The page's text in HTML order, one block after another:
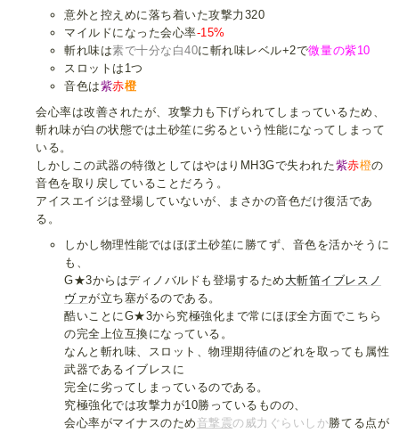
意外と控えめに落ち着いた攻撃力320
マイルドになった会心率-15%
斬れ味は素で十分な白40に斬れ味レベル+2で微量の紫10
スロットは1つ
音色は紫赤橙
会心率は改善されたが、攻撃力も下げられてしまっているため、
斬れ味が白の状態では土砂笙に劣るという性能になってしまって
いる。
しかしこの武器の特徴としてはやはりMH3Gで失われた紫赤橙の
音色を取り戻していることだろう。
アイスエイジは登場していないが、まさかの音色だけ復活であ
る。
しかし物理性能ではほぼ土砂笙に勝てず、音色を活かそうに
も、
G★3からはディノバルドも登場するため 大斬笛イブレスノ
ヴァが立ち塞がるのである。
酷いことにG★3から究極強化まで常にほぼ全方面でこちら
の完全上位互換になっている。
なんと斬れ味、スロット、物理期待値のどれを取っても属性
武器であるイブレスに
完全に劣ってしまっているのである。
究極強化では攻撃力が10勝っているものの、
会心率がマイナスのため 音撃震の威力ぐらいしか勝てる点が